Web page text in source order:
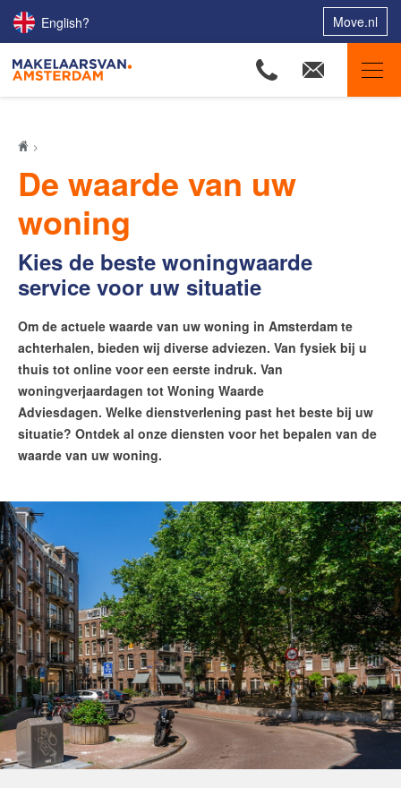
English? Move.nl
Woningzoekers
Onze makelaars
Onze expertises
Huis verkopen
Huis kopen
Uw huis verhuren
Onze diensten
Contact
Word jij onze nieuwe makelaar?
De waarde van uw woning
Woning Waarde Scan
Woning Waarde Update
Woning Waarde Advies
Taxatierapport
Woning Waarde Adviesdagen
Blog
De Amsterdamse woningmarkt
verandert
Lees de blog vanRedactie Makelaars van
De waarde van uw
woning
Kies de beste woningwaarde
service voor uw situatie
Om de actuele waarde van uw woning in Amsterdam te
achterhalen, bieden wij diverse adviezen. Van fysiek bij u
thuis tot online voor een eerste indruk. Van
woningverjaardagen tot Woning Waarde
Adviesdagen. Welke dienstverlening past het beste bij uw
situatie? Ontdek al onze diensten voor het bepalen van de
waarde van uw woning.